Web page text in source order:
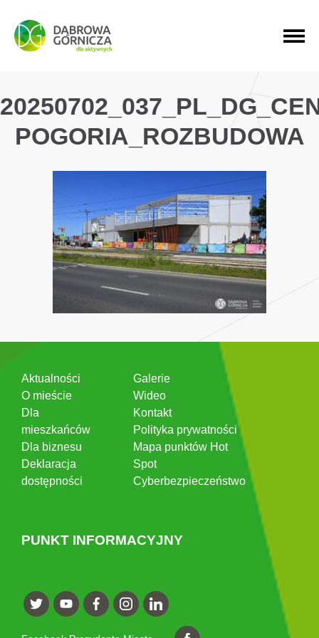
PRZEJDŹ DO MENU GŁÓWNEGO
PRZEJDŹ DO WYSZUKIWARKI
PRZEJDŹ DO TREŚCI
POGORIA_ROZBUDOWA
Aktualności
O mieście
Dla
mieszkańców
Dla biznesu
Deklaracja
dostępności
Galerie
Wideo
Kontakt
Polityka prywatności
Mapa punktów Hot
Spot
Cyberbezpieczeństwo
PUNKT INFORMACYJNY